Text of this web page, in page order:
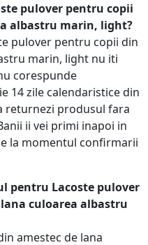
pulover pentru copii
albastru marin, light?
pulover pentru copii din
marin, light nu iti
corespunde
14 zile calendaristice din
returnezi produsul fara
ii vei primi inapoi in
la momentul confirmarii
pentru Lacoste pulover
culoarea albastru
amestec de lana